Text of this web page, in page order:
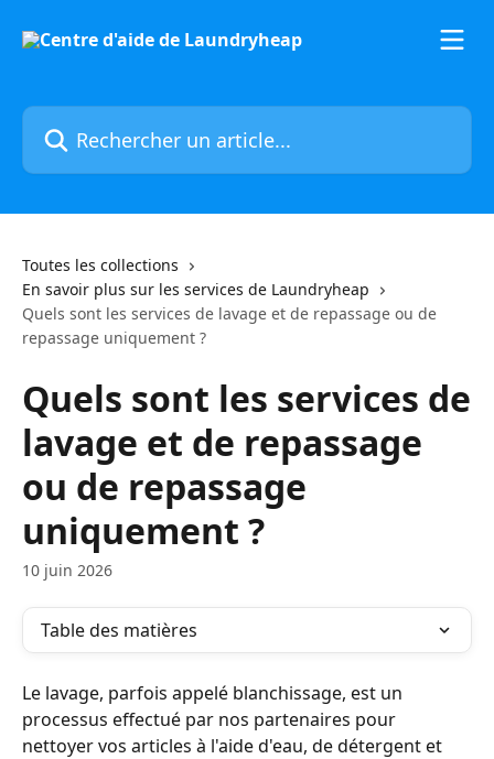
Rechercher un article...
Toutes les collections
En savoir plus sur les services de Laundryheap
Quels sont les services de lavage et de repassage ou de
repassage uniquement ?
Quels sont les services de
lavage et de repassage
ou de repassage
uniquement ?
10 juin 2026
Table des matières
Le lavage, parfois appelé blanchissage, est un
processus effectué par nos partenaires pour
nettoyer vos articles à l'aide d'eau, de détergent et